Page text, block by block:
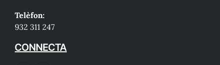
Telèfon:
932 311 247
CONNECTA